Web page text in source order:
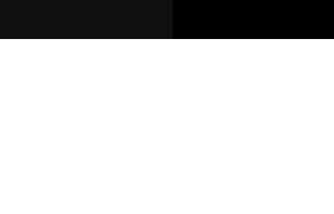
议 本人回应